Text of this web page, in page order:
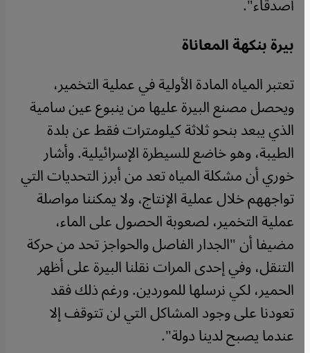
بيرة بنكهة المعاناة
تعتبر المياه المادة الأولية في عملية التخمير،
ويحصل مصنع البيرة عليها من ينبوع عين سامية
الذي يبعد بنحو ثلاثة كيلومترات فقط عن بلدة
الطيبة، وهو خاضع للسيطرة الإسرائيلية. وأشار
خوري أن مشكلة المياه تعد من أبرز التحديات التي
تواجههم خلال عملية الإنتاج، ولا يمكننا مواصلة
عملية التخمير، لصعوبة الحصول على الماء،
مضيفا أن "الجدار الفاصل والحواجز تحد من حركة
التنقل، وفي إحدى المرات نقلنا البيرة على أظهر
الحمير، لكي نرسلها للموردين. ورغم ذلك فقد
تعودنا على وجود المشاكل التي لن تتوقف إلا
عندما يصبح لدينا دولة".